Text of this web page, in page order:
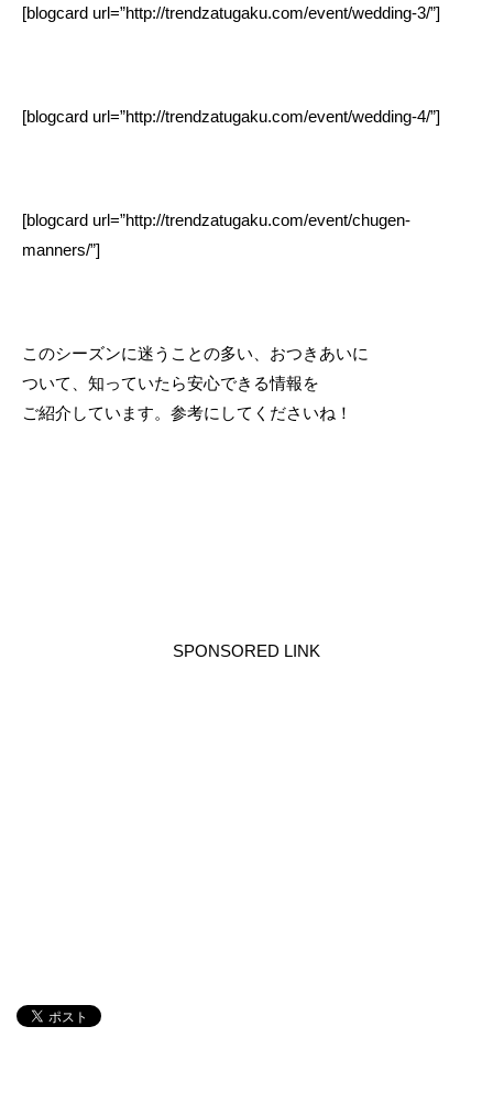
[blogcard url=”http://trendzatugaku.com/event/wedding-3/”]
[blogcard url=”http://trendzatugaku.com/event/wedding-4/”]
[blogcard url=”http://trendzatugaku.com/event/chugen-
manners/”]
このシーズンに迷うことの多い、おつきあいに
ついて、知っていたら安心できる情報を
ご紹介しています。参考にしてくださいね！
SPONSORED LINK